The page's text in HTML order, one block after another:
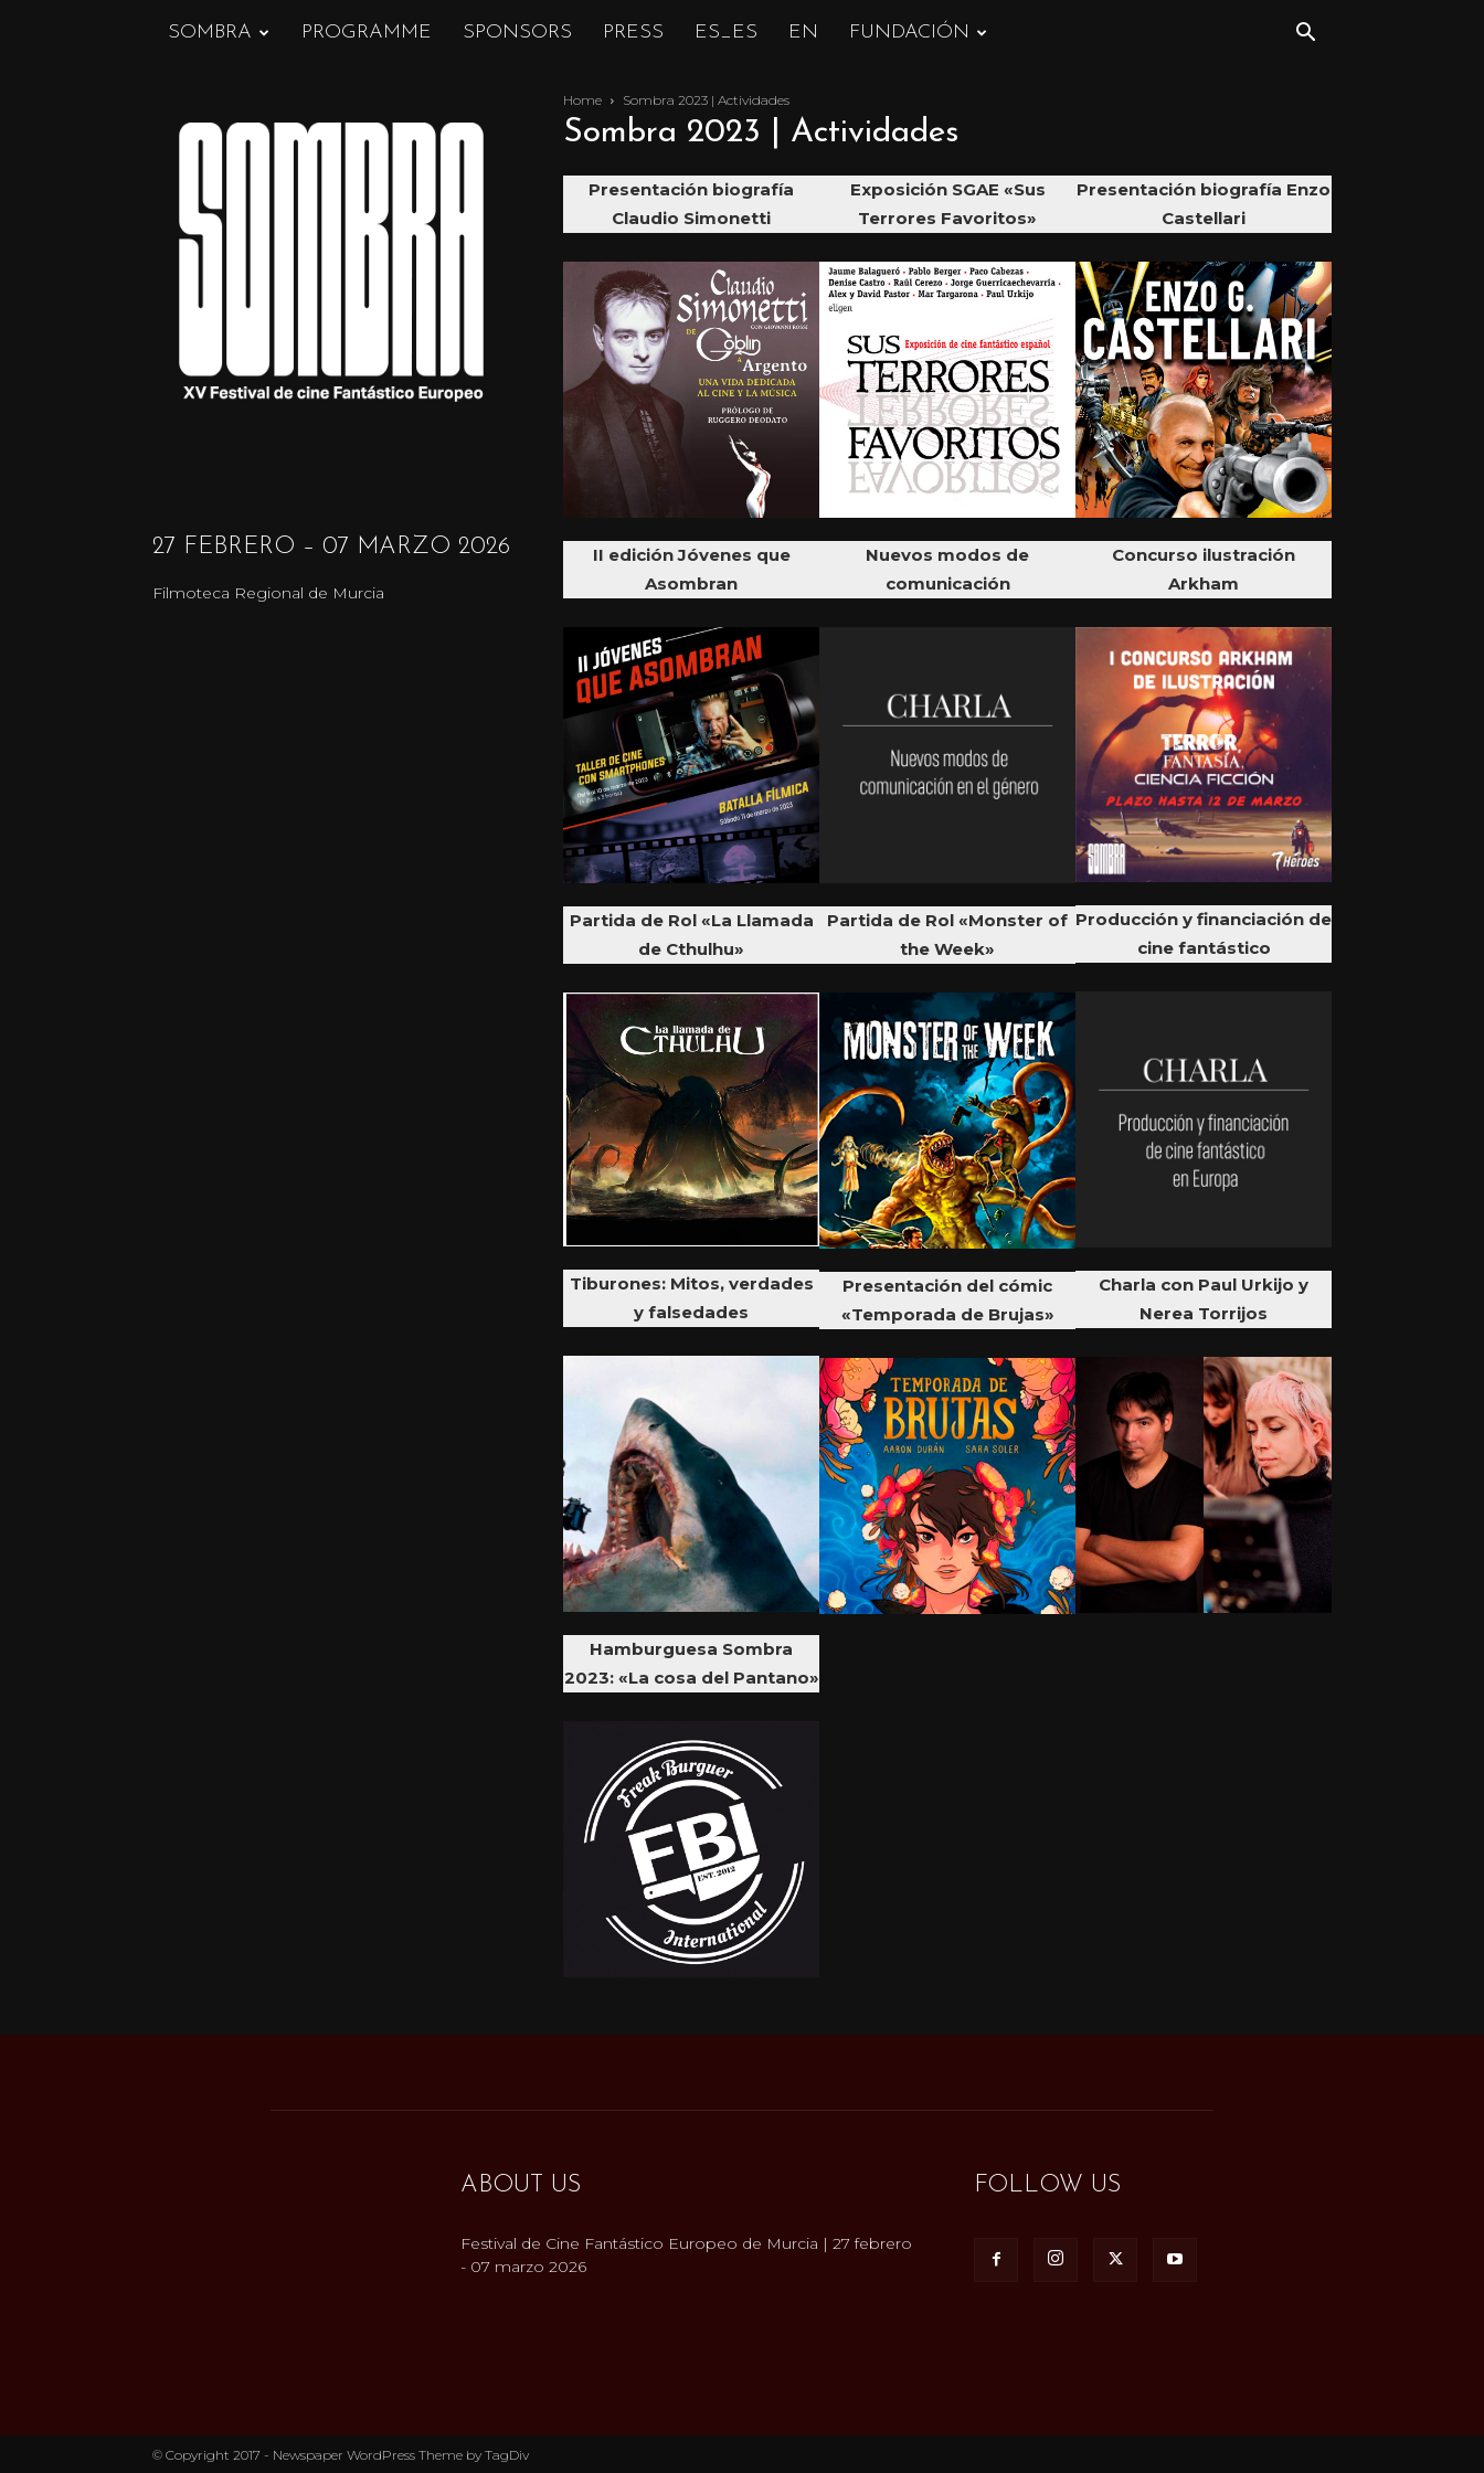
SOMBRA PROGRAMME SPONSORS PRESS ES_ES EN FUNDACIÓN
Home Sombra 2023 | Actividades
Sombra 2023 | Actividades
Presentación biografía
Claudio Simonetti
II edición Jóvenes que
Asombran
Partida de Rol «La Llamada
de Cthulhu»
Tiburones: Mitos, verdades
y falsedades
Hamburguesa Sombra
2023: «La cosa del Pantano»
Exposición SGAE «Sus
Terrores Favoritos»
Nuevos modos de
comunicación
Partida de Rol «Monster of
the Week»
Presentación del cómic
«Temporada de Brujas»
Presentación biografía Enzo
Castellari
Concurso ilustración
Arkham
Producción y financiación de
cine fantástico
Charla con Paul Urkijo y
Nerea Torrijos
27 FEBRERO – 07 MARZO 2026
Filmoteca Regional de Murcia
ABOUT US
Festival de Cine Fantástico Europeo de Murcia | 27 febrero
- 07 marzo 2026
FOLLOW US
© Copyright 2017 - Newspaper WordPress Theme by TagDiv